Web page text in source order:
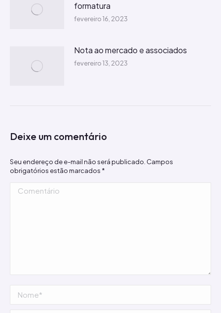
formatura
fevereiro 16, 2023
Nota ao mercado e associados
fevereiro 13, 2023
Deixe um comentário
Seu endereço de e-mail não será publicado. Campos
obrigatórios estão marcados *
Comentário
Nome *